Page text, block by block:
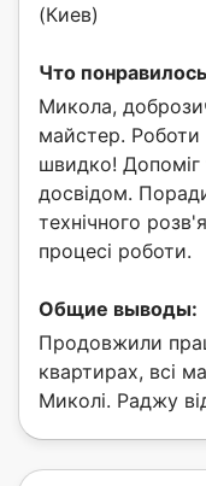
(Киев)
Что
Микола,
майстер. Роботи
швидко!
досвідом.
технічного
процесі роботи.
Общие выводы:
Продовжили
квартирах, всі
Миколі. Раджу